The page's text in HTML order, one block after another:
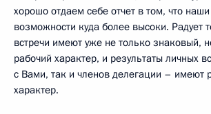
хорошо отдаем себе отчет в том, что
возможности куда более высоки. Радует
встречи имеют уже не только знаковый,
рабочий характер, и результаты личных
с Вами, так и членов делегации – имеют
характер.